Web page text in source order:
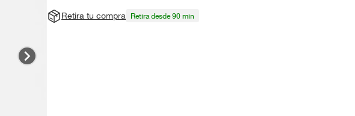
Retira tu compra Retira desde 90 min